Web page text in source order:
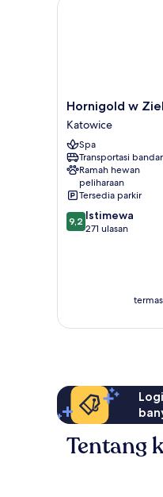
Hornigold
w
Zielonej
Kamienicy
Katowice
Hornigold w
Katowice
Spa
Transportasi
Ramah hewan
peliharaan
Tersedia parkir
9.2
dari
9,2 Istimewa
271 ulasan
Tentang